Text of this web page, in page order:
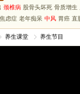
颈椎病 股骨头坏死 骨质增生
焦虑症 老年痴呆 中风 胃癌 直
养生课堂 养生节目